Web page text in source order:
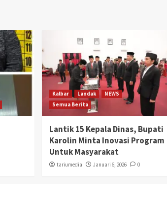
Kalbar Landak
NEWS
Semua Berita
Lantik 15 Kepala Dinas, Bupati
Karolin Minta Inovasi Program
Untuk Masyarakat
tariumedia Januari 6, 2026 0